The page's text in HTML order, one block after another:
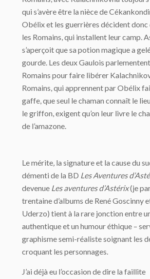
qui s’avère être la nièce de
Obélix et les guerrières décident donc
les Romains, qui installent leur camp.
s’aperçoit que sa potion magique a
gourde. Les deux Gaulois
Romains pour faire libérer
Romains, qui apprennent par Obélix
gaffe, que seul le chaman connaît le
le griffon, exigent qu’on leur livre le
de l’amazone.
Le mérite, la signature et la cause du
démenti de la BD Les Aventures
devenue Les aventures d’Astérix(je
trentaine d’albums de René Goscinny
Uderzo) tient à la rare jonction entre
authentique et un humour éthique –
graphisme semi-réaliste soignant les
croquant les personnages.
J’ai déjà eu l’occasion de dire la faillite